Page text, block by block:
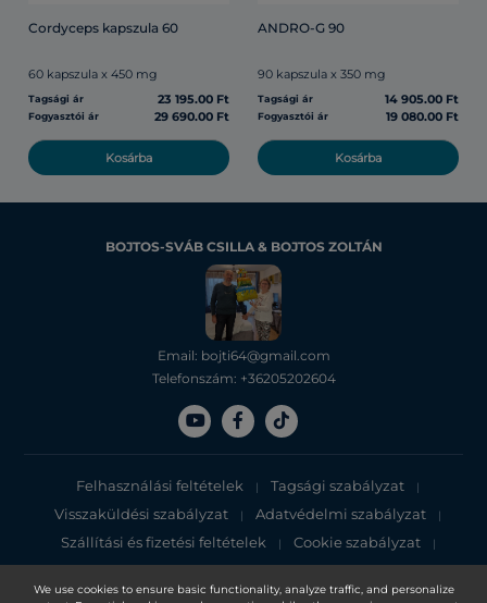
We use cookies to ensure basic functionality, analyze traffic, and personalize
Cordyceps kapszula 60
60 kapszula x 450 mg
Tagsági ár 23 195.00 Ft
Fogyasztói ár 29 690.00 Ft
Kosárba
ANDRO-G 90
90 kapszula x 350 mg
Tagsági ár 14 905.00 Ft
Fogyasztói ár 19 080.00 Ft
Kosárba
BOJTOS-SVÁB CSILLA & BOJTOS ZOLTÁN
Email: bojti64@gmail.com
Telefonszám: +36205202604
Felhasználási feltételek | Tagsági szabályzat |
Visszaküldési szabályzat | Adatvédelmi szabályzat |
Szállítási és fizetési feltételek | Cookie szabályzat |
Adatvédelmi tájékoztató